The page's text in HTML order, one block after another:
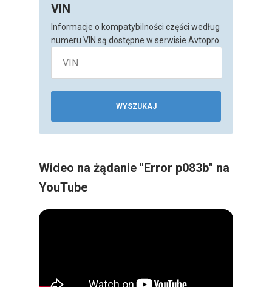
VIN
Informacje o kompatybilności części według
numeru VIN są dostępne w serwisie Avtopro.
WYSZUKAJ
Wideo na żądanie "Error p083b" na
YouTube